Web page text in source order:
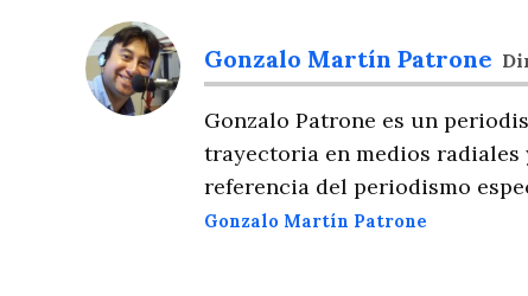
Gonzalo Martín Patrone
Gonzalo Patrone es un
trayectoria en medios
referencia del periodismo
Gonzalo Martín Patrone